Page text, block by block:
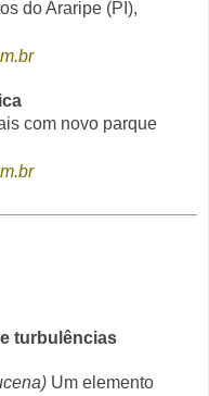
do Araripe (PI),
com novo parque
turbulências
Um elemento